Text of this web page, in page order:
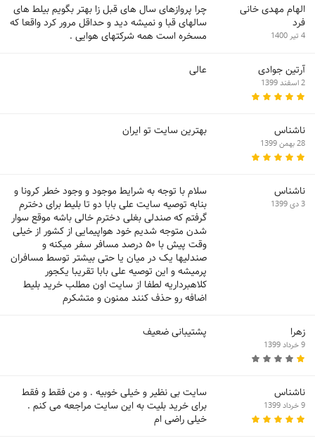
الهام مهدی خانی
فرد
4 تیر 1400
چرا پروازهای سال های قبل زا بهتر بگویم بیلط های
سالهای قبا و نمیشه دید و حداقل مرور کرد واقعا که
مسخره است همه شرکتهای هوایی .
آرتین جوادی
2 اسفند 1399
عالی
ناشناس
28 بهمن 1399
بهترین سایت تو ایران
ناشناس
3 دی 1399
سلام با توجه به شرایط موجود و وجود خطر کرونا و
بنابه توصیه سایت علی بابا دو تا بلیط برای دخترم
گرفتم که صندلی بغلی دخترم خالی باشه موقع سوار
شدن متوجه شدیم خود هواپیمایی از کشور از خیلی
وقت پیش با ۵۰ درصد مسافر سفر میکنه و
صندلیها یک در میان یا حتی بیشتر توسط مسافران
پرمیشه و این توصیه علی بابا تقریبا یکجور
کلاهبرداریه لطفا از سایت اون مطلب خرید بلیط
اضافه رو حذف کنند ممنون و متشکرم
زهرا
9 خرداد 1399
پشتیبانی ضعیف
ناشناس
9 خرداد 1399
سایت بی نظیر و خیلی خوبیه . و من فقط و فقط
برای خرید بلیت به این سایت مراجعه می کنم .
خیلی راضی ام